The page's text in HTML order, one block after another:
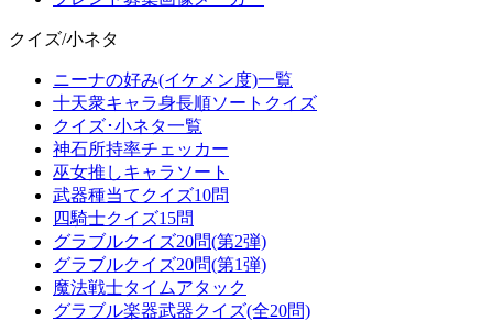
クイズ/小ネタ
ニーナの好み(イケメン度)一覧
十天衆キャラ身長順ソートクイズ
クイズ･小ネタ一覧
神石所持率チェッカー
巫女推しキャラソート
武器種当てクイズ10問
四騎士クイズ15問
グラブルクイズ20問(第2弾)
グラブルクイズ20問(第1弾)
魔法戦士タイムアタック
グラブル楽器武器クイズ(全20問)